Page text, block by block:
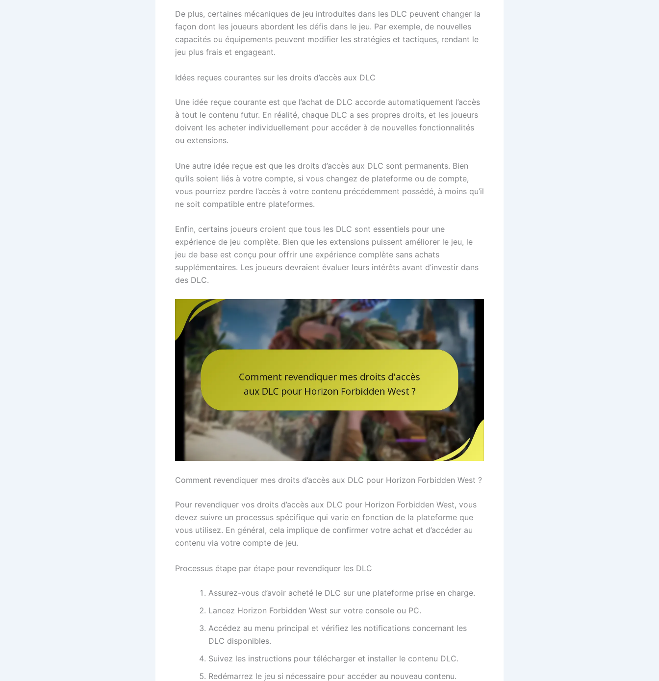
De plus, certaines mécaniques de jeu introduites dans les DLC peuvent changer la
façon dont les joueurs abordent les défis dans le jeu. Par exemple, de nouvelles
capacités ou équipements peuvent modifier les stratégies et tactiques, rendant le
jeu plus frais et engageant.
Idées reçues courantes sur les droits d’accès aux DLC
Une idée reçue courante est que l’achat de DLC accorde automatiquement l’accès
à tout le contenu futur. En réalité, chaque DLC a ses propres droits, et les joueurs
doivent les acheter individuellement pour accéder à de nouvelles fonctionnalités
ou extensions.
Une autre idée reçue est que les droits d’accès aux DLC sont permanents. Bien
qu’ils soient liés à votre compte, si vous changez de plateforme ou de compte,
vous pourriez perdre l’accès à votre contenu précédemment possédé, à moins qu’il
ne soit compatible entre plateformes.
Enfin, certains joueurs croient que tous les DLC sont essentiels pour une
expérience de jeu complète. Bien que les extensions puissent améliorer le jeu, le
jeu de base est conçu pour offrir une expérience complète sans achats
supplémentaires. Les joueurs devraient évaluer leurs intérêts avant d’investir dans
des DLC.
Comment revendiquer mes droits d’accès aux DLC pour Horizon Forbidden West ?
Pour revendiquer vos droits d’accès aux DLC pour Horizon Forbidden West, vous
devez suivre un processus spécifique qui varie en fonction de la plateforme que
vous utilisez. En général, cela implique de confirmer votre achat et d’accéder au
contenu via votre compte de jeu.
Processus étape par étape pour revendiquer les DLC
Assurez-vous d’avoir acheté le DLC sur une plateforme prise en charge.
Lancez Horizon Forbidden West sur votre console ou PC.
Accédez au menu principal et vérifiez les notifications concernant les
DLC disponibles.
Suivez les instructions pour télécharger et installer le contenu DLC.
Redémarrez le jeu si nécessaire pour accéder au nouveau contenu.